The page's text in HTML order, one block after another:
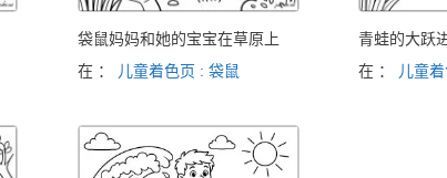
袋鼠妈妈和她的宝宝在草原上
在 ：
儿童着色页 : 袋鼠
青蛙的大跃
在 ：
儿童